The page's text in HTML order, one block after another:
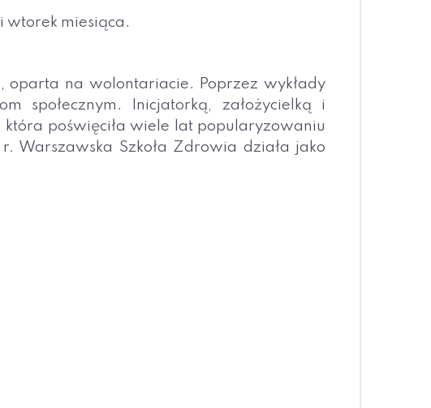
wtorek miesiąca.
oparta na wolontariacie. Poprzez wykłady
społecznym. Inicjatorką, założycielką i
poświęciła wiele lat popularyzowaniu
Warszawska Szkoła Zdrowia działa jako